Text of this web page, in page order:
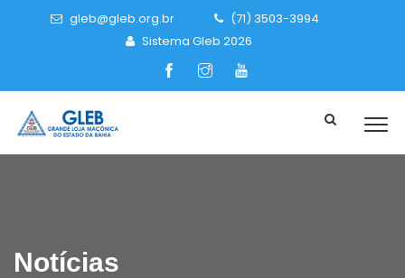
gleb@gleb.org.br
(71) 3503-3994
Sistema Gleb 2026
Notícias